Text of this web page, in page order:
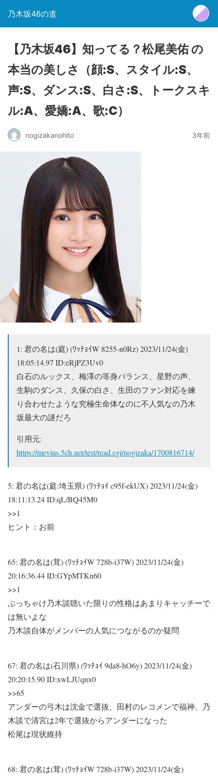
乃木坂46の道
【乃木坂46】知ってる？松尾美佑 の
本当の美しさ（顔:S、スタイル:S、
声:S、ダンス:S、白さ:S、トークスキ
ル:A、愛嬌:A、歌:C）
nogizakanohito 3年前
1: 君の名は(庭) (ﾜｯﾁｮｲW 8255-n0Rz)2023/11/24(金)
18:05:14.97 ID:eRjPZ3Uv0
白石のルックス、梅澤の等身バランス、星野の声、
生駒のダンス、久保の白さ、生田のファン対応を練
り合わせたような究極生命体なのに不人気なの乃木
坂最大の謎だろ
引用元:
https://mevius.5ch.net/test/read.cgi/nogizaka/1700816714/
5: 君の名は(庭:埼玉県) (ﾜｯﾁｮｲ c95f-ekUX)2023/11/24(金)
18:11:13.24 ID:qL/BQ45M0
>>1
ヒント：お前
65: 君の名は(茸) (ﾜｯﾁｮｲW 728b-i37W)2023/11/24(金)
20:16:36.44 ID:GYpMTKn60
>>1
ぶっちゃけ乃木談聴いた限りの性格はあまりキャッチーで
は無いよな
乃木談自体がメンバーの人気につながるのか疑問
67: 君の名は(石川県) (ﾜｯﾁｮｲ 9da8-hO6y)2023/11/24(金)
20:20:15.90 ID:xwLJUqnx0
>>65
アンダーの弓木は沈金で選抜、田村のレコメンで福神、乃
木談で清宮は2年で選抜からアンダーになった
松尾は現状維持
68: 君の名は(茸) (ﾜｯﾁｮｲW 728b-i37W)2023/11/24(金)